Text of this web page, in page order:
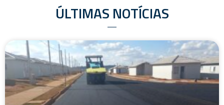
ÚLTIMAS NOTÍCIAS